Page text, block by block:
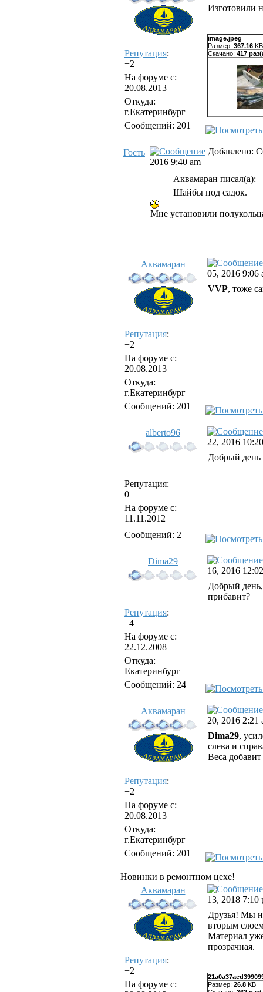
Репутация:
+2
На форуме с:
20.08.2013
Откуда:
г.Екатеринбург
Сообщений: 201
Изготовили
image.jpeg
Размер: 367.16 KB
Скачано: 417
Гость
Добавлено:
2016 9:40 am
Аквамаран писал(а):
Шайбы под садок.
Мне установили
Аквамаран
Репутация:
+2
На форуме с:
20.08.2013
Откуда:
г.Екатеринбург
Сообщений: 201
05, 2016 9:06
VVP, тоже
alberto96
Репутация:
0
На форуме с:
11.11.2012
Сообщений: 2
22, 2016
Добрый день
Dima29
Репутация:
–4
На форуме с:
22.12.2008
Откуда:
Екатеринбург
Сообщений: 24
16, 2016
Добрый
прибавит?
Аквамаран
Репутация:
+2
На форуме с:
20.08.2013
Откуда:
г.Екатеринбург
Сообщений: 201
20, 2016 2:21
Dima29,
слева и
Веса
Новинки в ремонтном цехе!
Аквамаран
Репутация:
+2
На форуме с:
13, 2018 7:10
Друзья! Мы
вторым
Материал
прозрачная.
Размер: 26.8 KB